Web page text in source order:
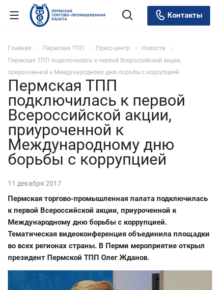
Контакты
Главная Пермская ТПП Пресс-центр
Новости
Пермская ТПП подключилась к первой Всероссийской акции,
приуроченной к Международному дню борьбы с коррупцией
Пермская ТПП
подключилась к первой
Всероссийской акции,
приуроченной к
Международному дню
борьбы с коррупцией
11 декабря 2017
Пермская торгово-промышленная палата подключилась
к первой Всероссийской акции, приуроченной к
Международному дню борьбы с коррупцией.
Тематическая видеоконференция объединила площадки
во всех регионах страны. В Перми мероприятие открыл
президент Пермской ТПП Олег Жданов.